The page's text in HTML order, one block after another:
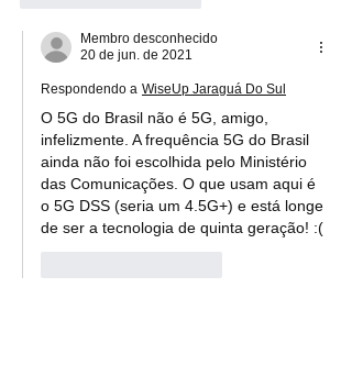
Membro desconhecido
20 de jun. de 2021
Respondendo a WiseUp Jaraguá Do Sul
O 5G do Brasil não é 5G, amigo,
infelizmente. A frequência 5G do Brasil
ainda não foi escolhida pelo Ministério
das Comunicações. O que usam aqui é
o 5G DSS (seria um 4.5G+) e está longe
de ser a tecnologia de quinta geração! :(